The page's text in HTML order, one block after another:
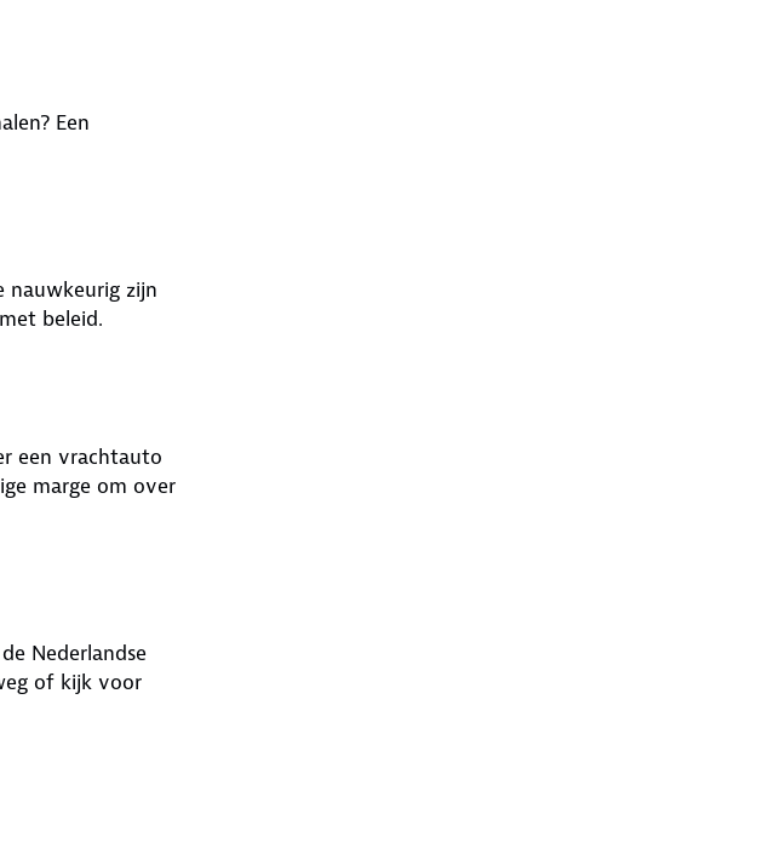
Een
nauwkeurig zijn
beleid.
een vrachtauto
marge om over
Nederlandse
of kijk voor